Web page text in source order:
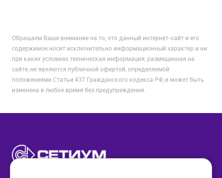
Обращаем Ваше внимание на то, что данный интернет-сайт и его
содержимое носит исключительно информационный характер и ни
при каких условиях техническая информация, размещенная на
сайте, не являются публичной офертой, определяемой
положениями Статьи 437 Гражданского кодекса РФ, и может быть
изменена в любое время без предупреждения.